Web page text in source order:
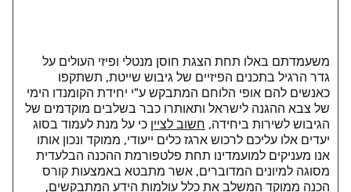
משעמדתם באלו תחת הצגת חוסן מנטלי ופיזי העולים על
גדר הרגיל בתכנים הפיזיים של גיבוש שייטת, תשתקפו
כאנשים להם אופי הלוחם המתבקש ע"י יחידת הקומנדו הימי
של צבא ההגנה לישראל ותאותרו כבר בשלבים מוקדמים של
הגיבוש לשירות ביחידה, חשוב לציין כי על מנת לעמוד בסוג
יעדים אלו עליכם לרכוש ארגז כלים ייעודי, ממוקד ונכון אותו
אנו מעניקים למועמדינו תחת פלטפורמת ההכנה הבלעדית
מסוגה למיונים המדוברים, אשר מתבטא באמצעות קורס
הכנה ממוקד המשלב את כלל עולמות הידע המתבקשים,